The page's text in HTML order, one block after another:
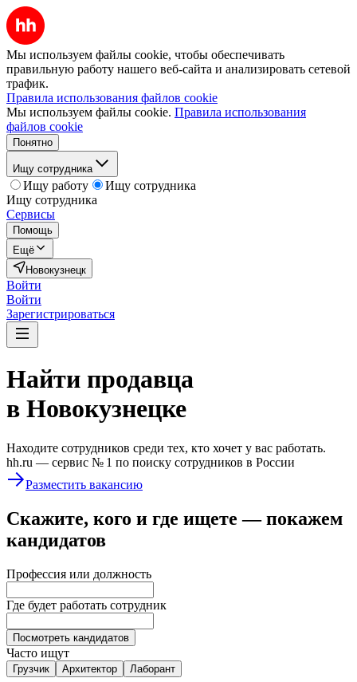
Мы используем файлы cookie, чтобы обеспечивать
правильную работу нашего веб-сайта и анализировать сетевой
трафик.
Правила использования файлов cookie
Мы используем файлы cookie. Правила использования
файлов cookie
Понятно
Ищу сотрудника
Ищу работу
Ищу сотрудника
Ищу сотрудника
Сервисы
Помощь
Ещё
Новокузнецк
Войти
Войти
Зарегистрироваться
Найти продавца
в Новокузнецке
Находите сотрудников среди тех, кто хочет у вас работать.
hh.ru — сервис № 1 по поиску сотрудников в России
Разместить вакансию
Скажите, кого и где ищете — покажем
кандидатов
Профессия или должность
Где будет работать сотрудник
Посмотреть кандидатов
Часто ищут
Грузчик Архитектор Лаборант